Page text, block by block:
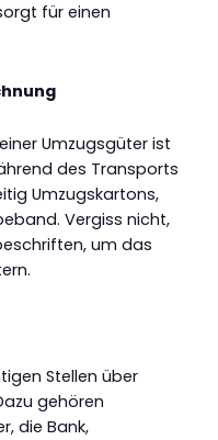
für einen
Umzugsgüter ist
des Transports
Umzugskartons,
Vergiss nicht,
um das
Stellen über
gehören
die Bank,